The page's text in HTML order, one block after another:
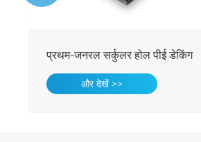
प्रथम-जनरल सर्कुलर होल पीई डेकिंग
और देखें >>